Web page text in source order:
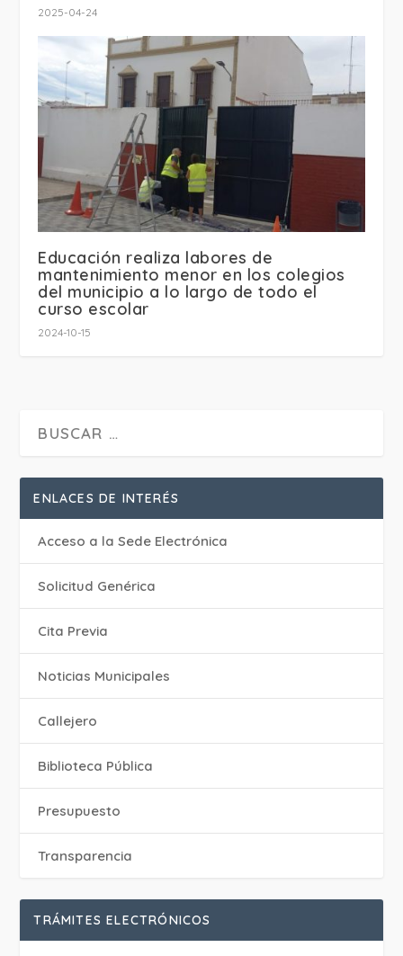
2025-04-24
Educación realiza labores de
mantenimiento menor en los colegios
del municipio a lo largo de todo el
curso escolar
2024-10-15
ENLACES DE INTERÉS
Acceso a la Sede Electrónica
Solicitud Genérica
Cita Previa
‎Noticias Municipales
Callejero
Biblioteca Pública
Presupuesto
Transparencia
TRÁMITES ELECTRÓNICOS